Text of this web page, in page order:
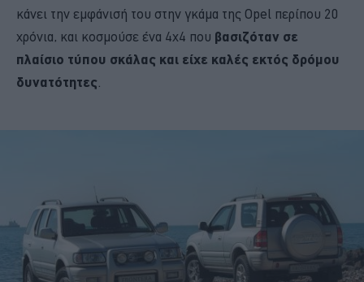
κάνει την εμφάνισή του στην γκάμα της Opel περίπου 20
χρόνια, και κοσμούσε ένα 4x4 που βασιζόταν σε
πλαίσιο τύπου σκάλας και είχε καλές εκτός δρόμου
δυνατότητες